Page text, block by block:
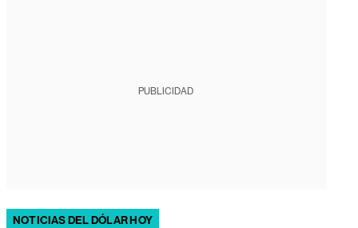
PUBLICIDAD
NOTICIAS DEL DÓLAR HOY